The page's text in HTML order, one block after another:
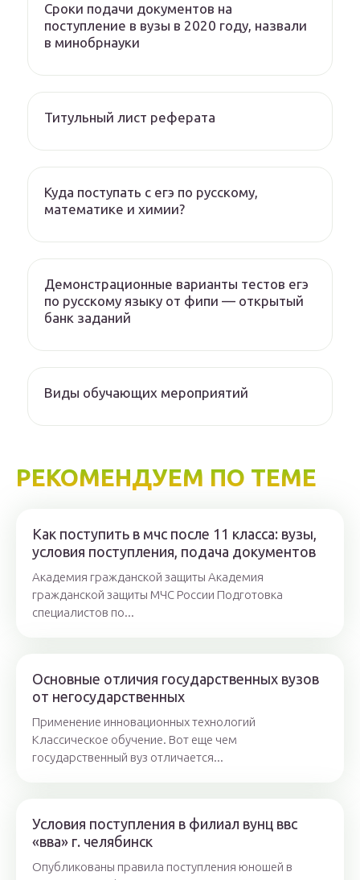
Сроки подачи документов на
поступление в вузы в 2020 году, назвали
в минобрнауки
Титульный лист реферата
Куда поступать с егэ по русскому,
математике и химии?
Демонстрационные варианты тестов егэ
по русскому языку от фипи — открытый
банк заданий
Виды обучающих мероприятий
РЕКОМЕНДУЕМ ПО ТЕМЕ
Как поступить в мчс после 11 класса: вузы,
условия поступления, подача документов
Академия гражданской защиты Академия
гражданской защиты МЧС России Подготовка
специалистов по...
Основные отличия государственных вузов
от негосударственных
Применение инновационных технологий
Классическое обучение. Вот еще чем
государственный вуз отличается...
Условия поступления в филиал вунц ввс
«вва» г. челябинск
Опубликованы правила поступления юношей в